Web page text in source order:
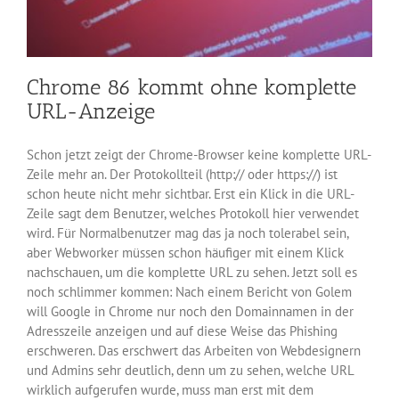
Chrome 86 kommt ohne komplette
URL-Anzeige
Schon jetzt zeigt der Chrome-Browser keine komplette URL-
Zeile mehr an. Der Protokollteil (http:// oder https://) ist
schon heute nicht mehr sichtbar. Erst ein Klick in die URL-
Zeile sagt dem Benutzer, welches Protokoll hier verwendet
wird. Für Normalbenutzer mag das ja noch tolerabel sein,
aber Webworker müssen schon häufiger mit einem Klick
nachschauen, um die komplette URL zu sehen. Jetzt soll es
noch schlimmer kommen: Nach einem Bericht von Golem
will Google in Chrome nur noch den Domainnamen in der
Adresszeile anzeigen und auf diese Weise das Phishing
erschweren. Das erschwert das Arbeiten von Webdesignern
und Admins sehr deutlich, denn um zu sehen, welche URL
wirklich aufgerufen wurde, muss man erst mit dem